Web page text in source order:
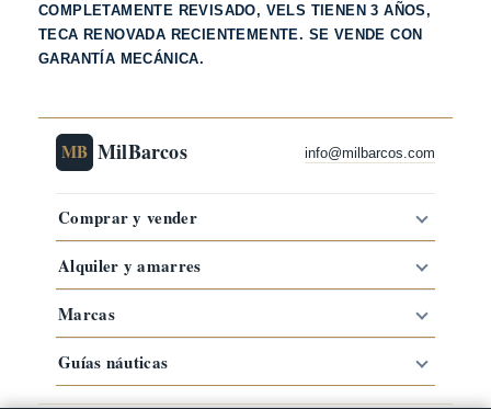
COMPLETAMENTE REVISADO, VELS TIENEN 3 AÑOS,
TECA RENOVADA RECIENTEMENTE. SE VENDE CON
GARANTÍA MECÁNICA.
MB MilBarcos info@milbarcos.com
Comprar y vender
Alquiler y amarres
Marcas
Guías náuticas